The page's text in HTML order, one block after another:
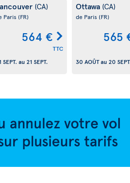
(CA)
Paris (FR)
564 €
TTC
SEPT. au 21 SEPT.
Ottawa (CA)
de Paris (FR)
565
30 AOÛTau 20